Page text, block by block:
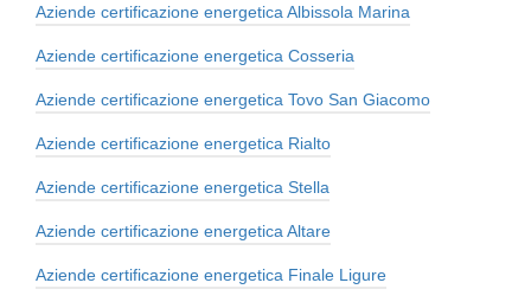
Aziende certificazione energetica Albissola Marina
Aziende certificazione energetica Cosseria
Aziende certificazione energetica Tovo San Giacomo
Aziende certificazione energetica Rialto
Aziende certificazione energetica Stella
Aziende certificazione energetica Altare
Aziende certificazione energetica Finale Ligure